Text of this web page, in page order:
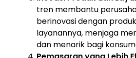
tren membantu
berinovasi dengan
layanannya, menjaga
dan menarik bagi